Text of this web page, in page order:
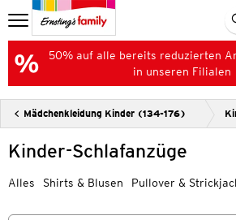
50% auf alle bereits reduzierten
in unseren Filialen
Mädchenkleidung Kinder (134-176)
Kinder-Schlafanzüge
Alles Shirts & Blusen Pullover &